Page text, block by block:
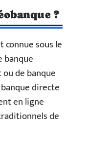
?
connue sous le
banque
de banque
directe
en ligne
de